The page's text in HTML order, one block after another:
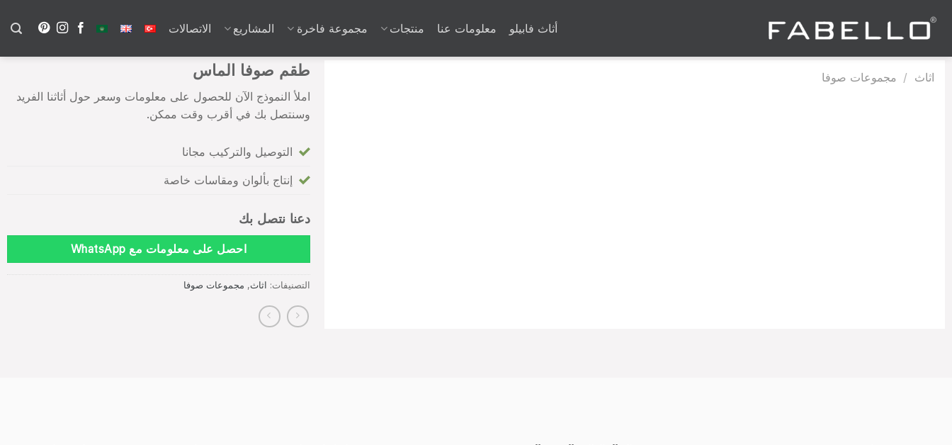
content
أثاث فابيلو معلومات عنا منتجات مجموعة فاخرة المشاريع الاتصالات
اثاث / مجموعات صوفا طقم صوفا الماس
املأ النموذج الآن للحصول على معلومات وسعر حول أثاثنا الفريد
وسنتصل بك في أقرب وقت ممكن.
التوصيل والتركيب مجانا
إنتاج بألوان ومقاسات خاصة
دعنا نتصل بك
احصل على معلومات مع WhatsApp
التصنيفات: اثاث, مجموعات صوفا